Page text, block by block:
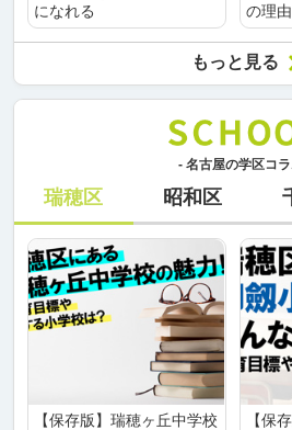
になれる
の理
もっと見る
- 名古屋の学区コ
瑞穂区 昭和区
【保存版】瑞穂ヶ丘中学校
【保